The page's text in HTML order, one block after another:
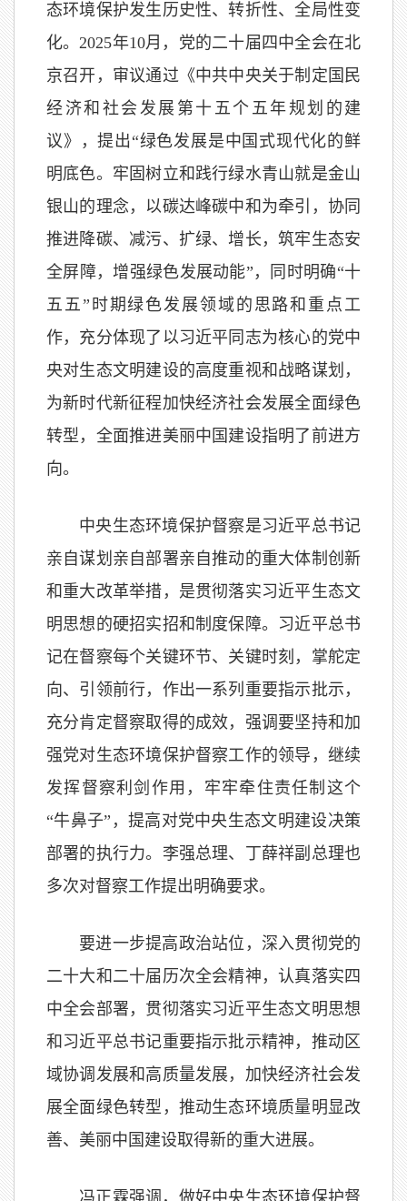
态环境保护发生历史性、转折性、全局性变
化。2025年10月，党的二十届四中全会在北
京召开，审议通过《中共中央关于制定国民
经济和社会发展第十五个五年规划的建
议》，提出“绿色发展是中国式现代化的鲜
明底色。牢固树立和践行绿水青山就是金山
银山的理念，以碳达峰碳中和为牵引，协同
推进降碳、减污、扩绿、增长，筑牢生态安
全屏障，增强绿色发展动能”，同时明确“十
五五”时期绿色发展领域的思路和重点工
作，充分体现了以习近平同志为核心的党中
央对生态文明建设的高度重视和战略谋划，
为新时代新征程加快经济社会发展全面绿色
转型，全面推进美丽中国建设指明了前进方
向。
中央生态环境保护督察是习近平总书记
亲自谋划亲自部署亲自推动的重大体制创新
和重大改革举措，是贯彻落实习近平生态文
明思想的硬招实招和制度保障。习近平总书
记在督察每个关键环节、关键时刻，掌舵定
向、引领前行，作出一系列重要指示批示，
充分肯定督察取得的成效，强调要坚持和加
强党对生态环境保护督察工作的领导，继续
发挥督察利剑作用，牢牢牵住责任制这个
“牛鼻子”，提高对党中央生态文明建设决策
部署的执行力。李强总理、丁薛祥副总理也
多次对督察工作提出明确要求。
要进一步提高政治站位，深入贯彻党的
二十大和二十届历次全会精神，认真落实四
中全会部署，贯彻落实习近平生态文明思想
和习近平总书记重要指示批示精神，推动区
域协调发展和高质量发展，加快经济社会发
展全面绿色转型，推动生态环境质量明显改
善、美丽中国建设取得新的重大进展。